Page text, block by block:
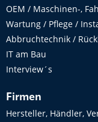
OEM / Maschinen-,
Wartung / Pflege /
Abbruchtechnik /
IT am Bau
Interview´s
Firmen
Hersteller, Händler,